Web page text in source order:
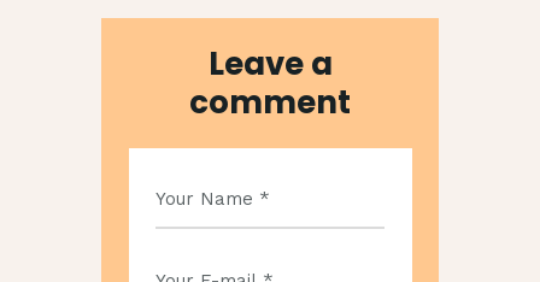
Leave a
comment